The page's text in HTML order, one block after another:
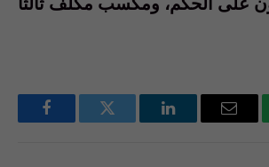
FacebookTwitter LinkedInEmail